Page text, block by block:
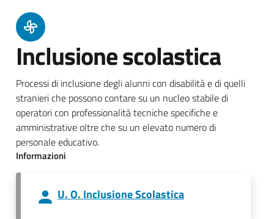
Inclusione scolastica
Processi di inclusione degli alunni con disabilità e di quelli
stranieri che possono contare su un nucleo stabile di
operatori con professionalità tecniche specifiche e
amministrative oltre che su un elevato numero di
personale educativo.
Informazioni
U. O. Inclusione Scolastica